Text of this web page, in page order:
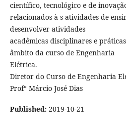
científico, tecnológico e de
relacionados à s atividades de
desenvolver atividades
acadêmicas disciplinares e
âmbito da curso de Engenharia
Elétrica.
Diretor do Curso de Engenharia
Profº Márcio José Dias
Published: 2019-10-21